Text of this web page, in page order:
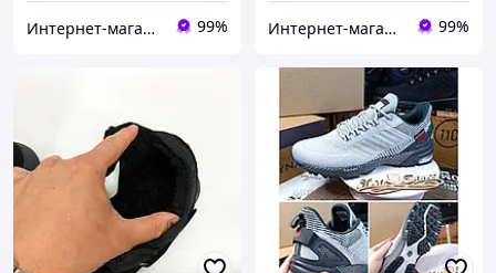
Интернет-магазин обуви "shoescomfort" 99% Интернет-магазин обуви "shoescomfort" 99%